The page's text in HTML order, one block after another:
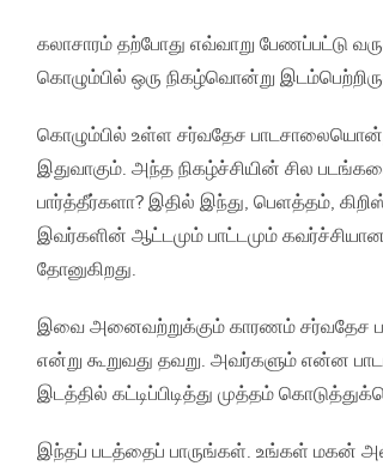
கலாசாரம் தற்போது எவ்வாறு பேணப்பட்டு
கொழும்பில் ஒரு நிகழ்வொன்று
கொழும்பில் உள்ள சர்வதேச
இதுவாகும். அந்த நிகழ்ச்சியின் சில
பார்த்தீர்களா? இதில் இந்து‚ பெளத்தம்‚
இவர்களின் ஆட்டமும் பாட்டமும்
தோனுகிறது.
இவை அனைவற்றுக்கும் காரணம் சர்வதேச
என்று கூறுவது தவறு. அவர்களும் என்ன
இடத்தில் கட்டிப்பிடித்து முத்தம்
இந்தப் படத்தைப் பாருங்கள். உங்கள் மகன்